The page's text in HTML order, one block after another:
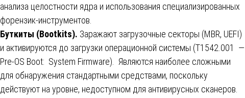
анализа целостности ядра и использования специализированных
форензик-инструментов.
Буткиты (Bootkits). Заражают загрузочные секторы (MBR, UEFI)
и активируются до загрузки операционной системы (T1542.001 —
Pre-OS Boot: System Firmware). Являются наиболее сложными
для обнаружения стандартными средствами, поскольку
действуют на уровне, недоступном для антивирусных сканеров.